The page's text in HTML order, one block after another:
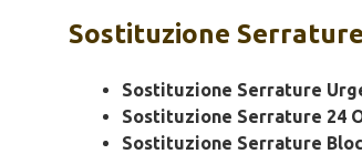
Sostituzione
Sostituzione Serrature
Sostituzione Serrature 24
Sostituzione Serrature